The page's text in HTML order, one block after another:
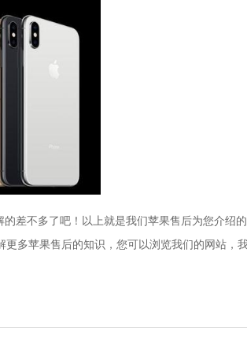
差不多了吧！以上就是我们苹果售后为您介绍
多苹果售后的知识，您可以浏览我们的网站，